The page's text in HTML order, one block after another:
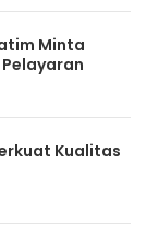
Minta
Kualitas